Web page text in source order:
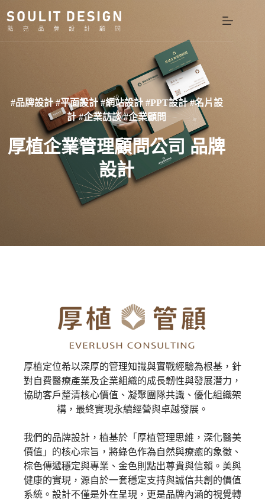
#品牌設計 #平面設計 #網站設計 #PPT設計 #名片設
計 #企業訪談 #企業顧問
厚植企業管理顧問公司 品牌
設計
厚植定位希以深厚的管理知識與實戰經驗為根基，針
對自費醫療產業及企業組織的成長韌性與發展潛力，
協助客戶釐清核心價值、凝聚團隊共識、優化組織架
構，最終實現永續經營與卓越發展。
我們的品牌設計，植基於「厚植管理思維，深化醫美
價值」的核心宗旨，將綠色作為自然與療癒的象徵、
棕色傳遞穩定與專業、金色則點出尊貴與信賴。美與
健康的實現，源自於一套穩定支持與誠信共創的價值
系統。設計不僅是外在呈現，更是品牌內涵的視覺轉